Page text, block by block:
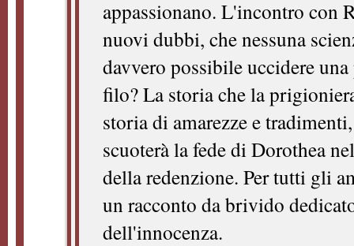
appassionano. L'incontro con
nuovi dubbi, che nessuna
davvero possibile uccidere
filo? La storia che la
storia di amarezze e
scuoterà la fede di Dorothea
della redenzione. Per tutti gli
un racconto da brivido
dell'innocenza.